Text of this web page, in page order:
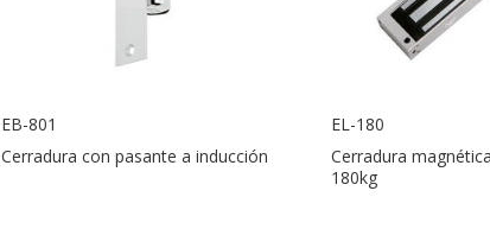
EB-801
Cerradura con pasante a inducción
EL-180
Cerradura
180kg